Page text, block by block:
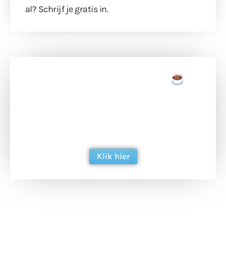
al? Schrijf je gratis in.
Klik hier